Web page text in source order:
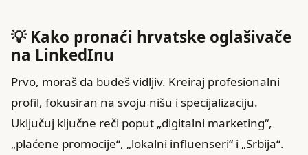
💡 Kako pronaći hrvatske oglašivače
na LinkedInu
Prvo, moraš da budeš vidljiv. Kreiraj profesionalni
profil, fokusiran na svoju nišu i specijalizaciju.
Uključuj ključne reči poput „digitalni marketing“,
„plaćene promocije“, „lokalni influenseri“ i „Srbija“.